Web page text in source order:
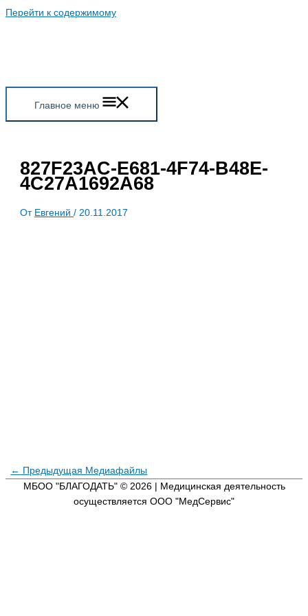
Перейти к содержимому
Главное меню
827F23AC-E681-4F74-B48E-
4C27A1692A68
От Евгений/20.11.2017
← Предыдущая Медиафайлы
МБОО "БЛАГОДАТЬ" © 2026
| Медицинская деятельность
осуществляется ООО "МедСервис"